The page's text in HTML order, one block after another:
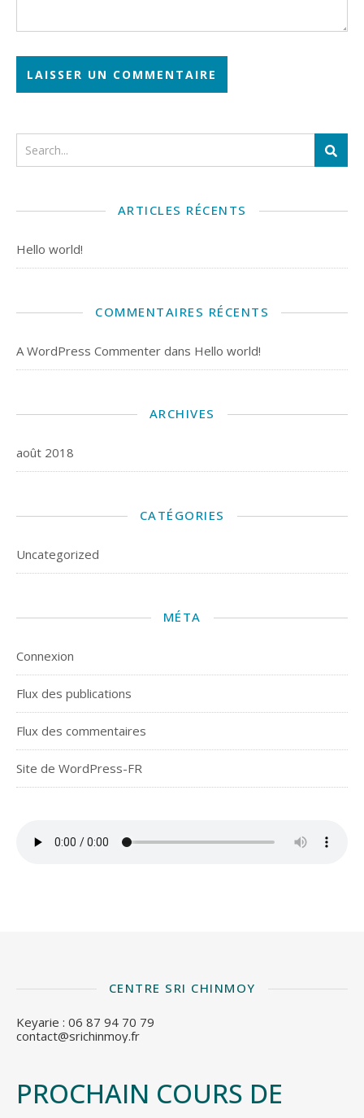
ARTICLES RÉCENTS
Hello world!
COMMENTAIRES RÉCENTS
A WordPress Commenter dans Hello world!
ARCHIVES
août 2018
CATÉGORIES
Uncategorized
MÉTA
Connexion
Flux des publications
Flux des commentaires
Site de WordPress-FR
CENTRE SRI CHINMOY
Keyarie : 06 87 94 70 79
contact@srichinmoy.fr
PROCHAIN COURS DE